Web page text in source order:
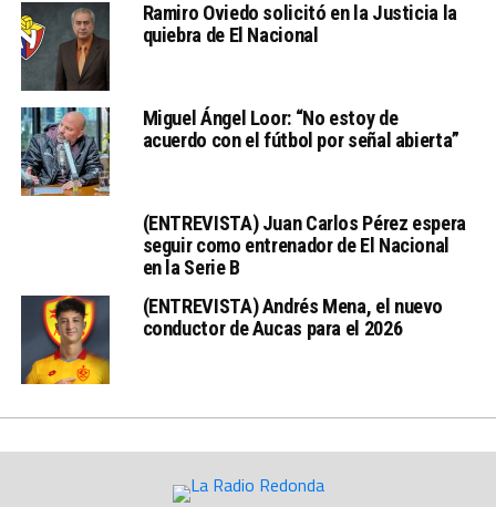
Ramiro Oviedo solicitó en la Justicia la
quiebra de El Nacional
Miguel Ángel Loor: “No estoy de
acuerdo con el fútbol por señal abierta”
(ENTREVISTA) Juan Carlos Pérez espera
seguir como entrenador de El Nacional
en la Serie B
(ENTREVISTA) Andrés Mena, el nuevo
conductor de Aucas para el 2026